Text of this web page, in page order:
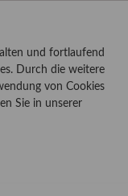
und fortlaufend
Durch die weitere
von Cookies
Sie in unserer